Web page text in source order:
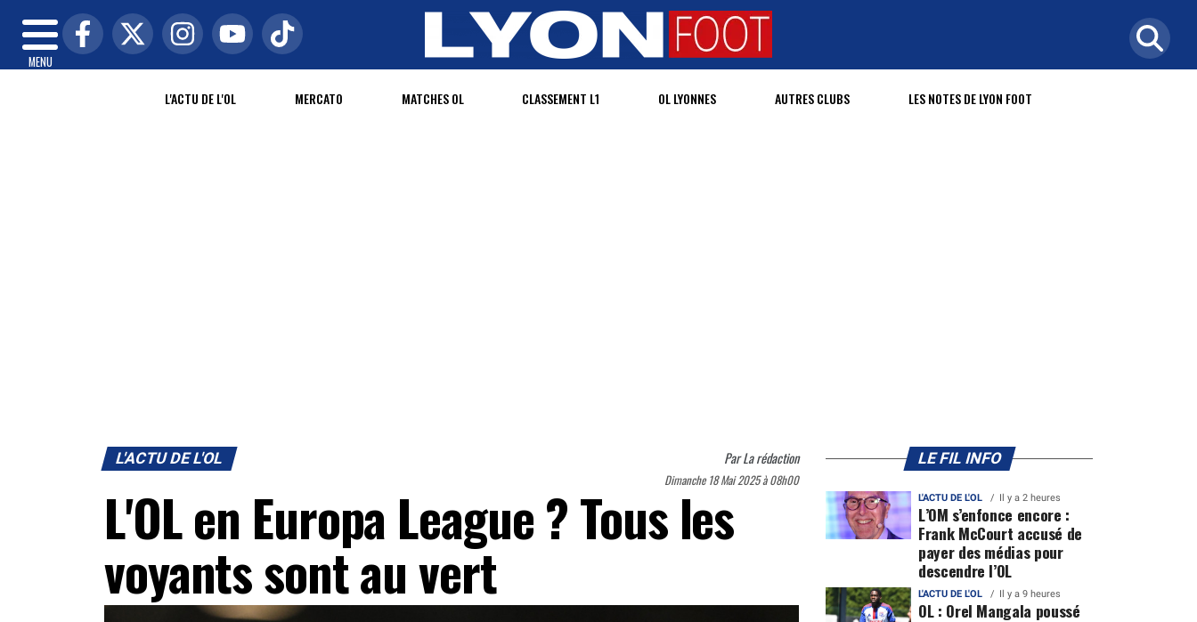
MENU
L'ACTU DE L'OL MERCATO MATCHES OL CLASSEMENT L1 OL LYONNES AUTRES CLUBS LES NOTES DE LYON FOOT
L'ACTU DE L'OL ParLa rédaction
Dimanche 18 Mai 2025 à 08h00
L'OL en Europa League ? Tous les
voyants sont au vert
LE FIL INFO
L'ACTU DE L'OL Il y a 2 heures
L’OM s’enfonce encore :
Frank McCourt accusé de
payer des médias pour
descendre l’OL
L'ACTU DE L'OL Il y a 9 heures
OL : Orel Mangala poussé